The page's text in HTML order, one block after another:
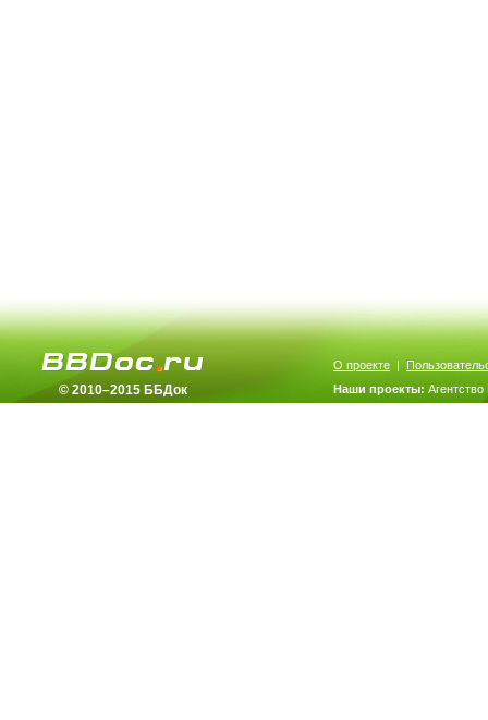
© 2010–2015 ББДок
О проекте |
Наши проекты: